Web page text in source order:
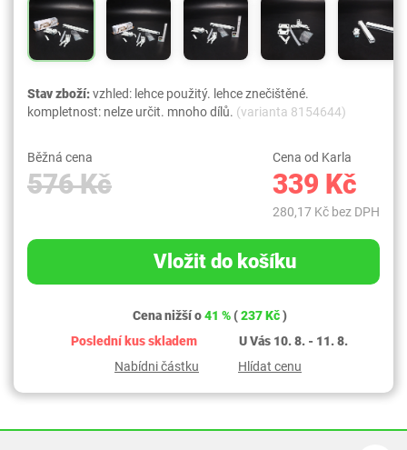
Stav zboží:vzhled: lehce použitý. lehce znečištěné.
kompletnost: nelze určit. mnoho dílů. (varianta 8154644)
Běžná cena
576 Kč
Cena od Karla
339 Kč
280,17 Kč bez DPH
Vložit do košíku
Cena nižší o41 %(237 Kč)
Poslední kus skladem
U Vás 10. 8. - 11. 8.
Nabídni částku
Hlídat cenu